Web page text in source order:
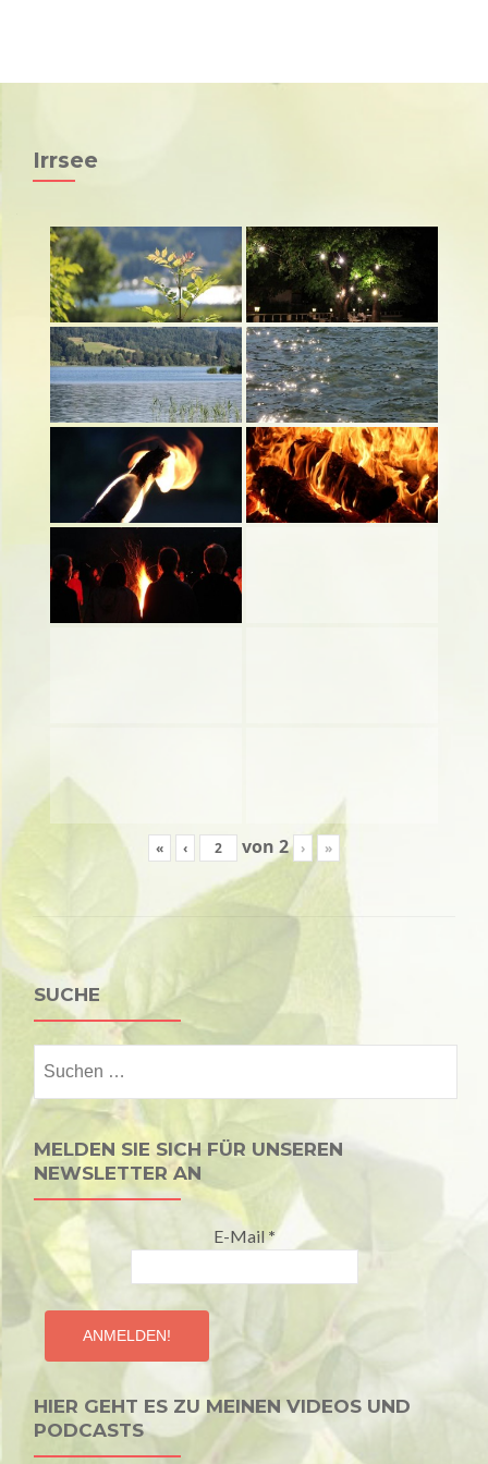
Irrsee
« ‹ von 2 › »
SUCHE
nach:
MELDEN SIE SICH FÜR UNSEREN
NEWSLETTER AN
E-Mail*
HIER GEHT ES ZU MEINEN VIDEOS UND
PODCASTS